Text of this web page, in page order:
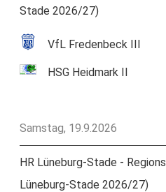
Stade 2026/27)
VfL Fredenbeck III
HSG Heidmark II
Samstag, 19.9.2026
HR Lüneburg-Stade -
Lüneburg-Stade 2026/27)